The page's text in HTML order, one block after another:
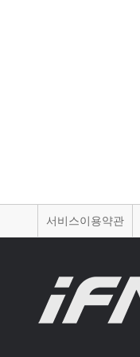
서비스이용약관